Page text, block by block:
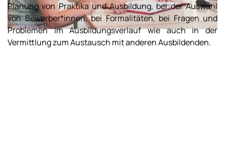
Planung von Praktika und Ausbildung, bei der Auswahl
von Bewerber*innen, bei Formalitäten, bei Fragen und
Problemen im Ausbildungsverlauf wie auch in der
Vermittlung zum Austausch mit anderen Ausbildenden.